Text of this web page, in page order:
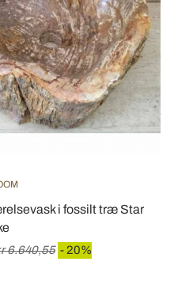
i fossilt træ Star
6.640,55 - 20%